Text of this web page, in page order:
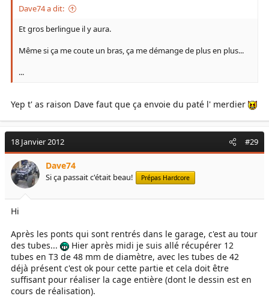
Dave74 a dit:
Et gros berlingue il y aura.
Même si ça me coute un bras, ça me démange de plus en plus...
...
Yep t' as raison Dave faut que ça envoie du paté l' merdier
18 Janvier 2012 #29
Dave74
Si ça passait c'était beau! Prépas Hardcore
Hi
Après les ponts qui sont rentrés dans le garage, c'est au tour
des tubes...
Hier après midi je suis allé récupérer 12
tubes en T3 de 48 mm de diamètre, avec les tubes de 42
déjà présent c'est ok pour cette partie et cela doit être
suffisant pour réaliser la cage entière (dont le dessin est en
cours de réalisation).